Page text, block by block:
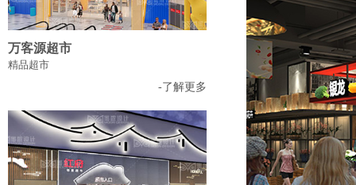
万客源超市
精品超市
-了解更多